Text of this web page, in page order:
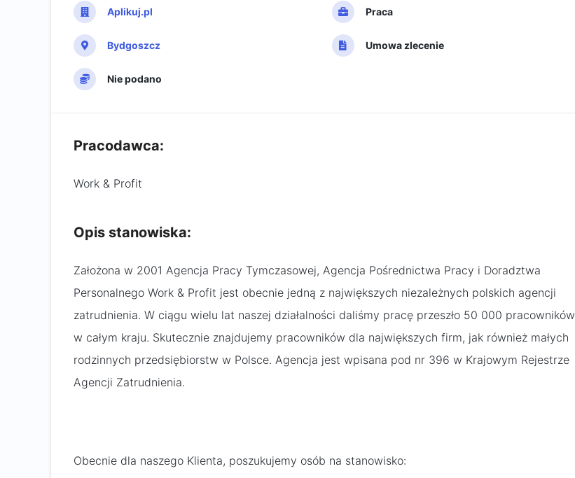
Aplikuj.pl
Bydgoszcz
Nie podano
Praca
Umowa zlecenie
Pracodawca:
Work & Profit
Opis stanowiska:
Założona w 2001 Agencja Pracy Tymczasowej, Agencja Pośrednictwa Pracy i Doradztwa
Personalnego Work & Profit jest obecnie jedną z największych niezależnych polskich agencji
zatrudnienia. W ciągu wielu lat naszej działalności daliśmy pracę przeszło 50 000 pracowników
w całym kraju. Skutecznie znajdujemy pracowników dla największych firm, jak również małych
rodzinnych przedsiębiorstw w Polsce. Agencja jest wpisana pod nr 396 w Krajowym Rejestrze
Agencji Zatrudnienia.
Obecnie dla naszego Klienta, poszukujemy osób na stanowisko: